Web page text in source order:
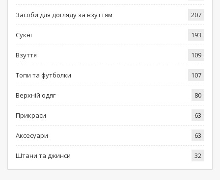
Засоби для догляду за взуттям 207
Сукні 193
Взуття 109
Топи та футболки 107
Верхній одяг 80
Прикраси 63
Аксесуари 63
Штани та джинси 32